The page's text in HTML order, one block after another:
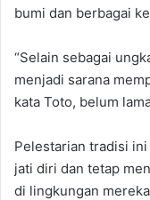
bumi dan berbagai
“Selain sebagai
menjadi sarana
kata Toto, belum
Pelestarian tradisi
jati diri dan tetap
di lingkungan